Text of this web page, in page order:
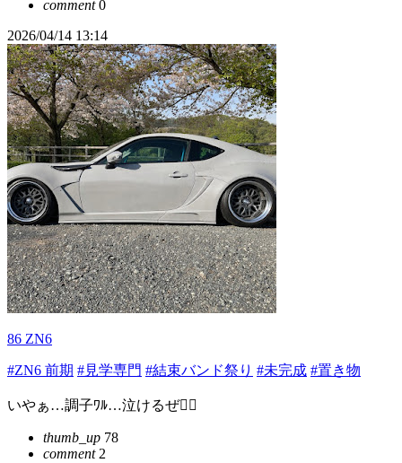
comment0
2026/04/14 13:14
86 ZN6
#ZN6 前期 #見学専門 #結束バンド祭り #未完成 #置き物
いやぁ…調子ﾜﾙ…泣けるぜ😮‍💨
thumb_up 78
comment2